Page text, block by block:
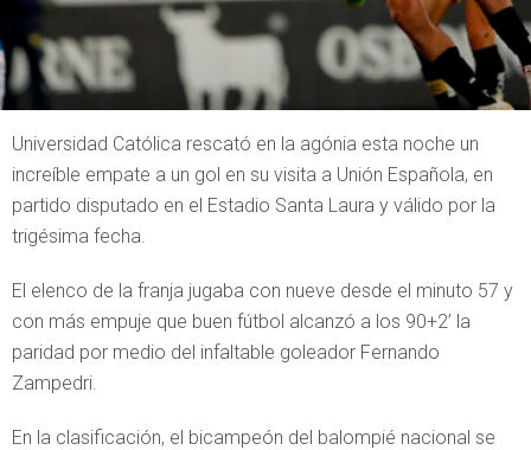
Universidad Católica rescató en la agónia esta noche un
increíble empate a un gol en su visita a Unión Española, en
partido disputado en el Estadio Santa Laura y válido por la
trigésima fecha.
El elenco de la franja jugaba con nueve desde el minuto 57 y
con más empuje que buen fútbol alcanzó a los 90+2’ la
paridad por medio del infaltable goleador Fernando
Zampedri.
En la clasificación, el bicampeón del balompié nacional se